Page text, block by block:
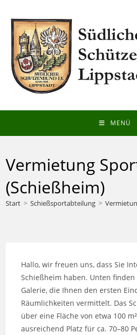
Inhalt
springen
MENÜ
Vermietung
(Schießheim)
Start > Schießsportabteilung >
Hallo, wir freuen uns, dass Sie
Schießheim haben. Unten finden
Galerie, die Ihnen den ersten
Räumlichkeiten vermittelt. Das
über eine Fläche von etwa 100
ausreichend Platz für ca. 70–80